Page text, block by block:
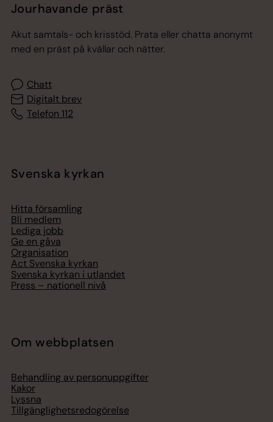
Jourhavande präst
Akut samtals- och krisstöd. Prata eller chatta anonymt
med en präst på kvällar och nätter.
Chatt
Digitalt brev
Telefon 112
Svenska kyrkan
Hitta församling
Bli medlem
Lediga jobb
Ge en gåva
Organisation
Act Svenska kyrkan
Svenska kyrkan i utlandet
Press – nationell nivå
Om webbplatsen
Behandling av personuppgifter
Kakor
Lyssna
Tillgänglighetsredogörelse